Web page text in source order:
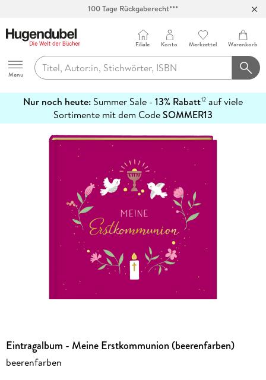
100 Tage Rückgaberecht***
Hugendubel
Menu
Filiale Konto Merkzettel Warenkorb
Nur noch heute: Summer Sale - 13% Rabatt12 auf viele
Sortimente mit dem CodeSOMMER13
erfahren
Eintragalbum - Meine Erstkommunion (beerenfarben)
beerenfarben